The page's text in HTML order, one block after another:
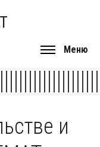
Меню
и